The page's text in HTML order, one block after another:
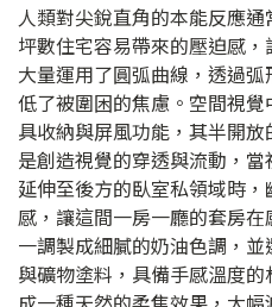
人類對尖銳直角的本能反應
坪數住宅容易帶來的壓迫感
大量運用了圓弧曲線，透過
低了被圍困的焦慮。空間視
具收納與屏風功能，其半開
是創造視覺的穿透與流動，
延伸至後方的臥室私領域時
感，讓這間一房一廳的套房
一調製成細膩的奶油色調，
與礦物塗料，具備手感溫度